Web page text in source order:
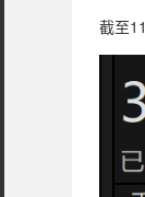
截至